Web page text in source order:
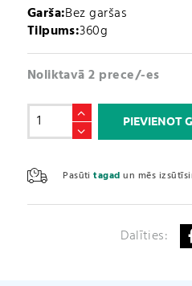
Garša:Bez garšas
Tilpums:360g
Noliktavā 2 prece/-es
Beta
alanīns
Beta
Alanine
(360g)
PIEVIENOT
Pasūtitagad un mēs
Dalīties: